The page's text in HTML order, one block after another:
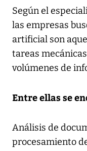
Según el
las empresas
artificial son
tareas
volúmenes de
Entre ellas se
Análisis de
procesamiento